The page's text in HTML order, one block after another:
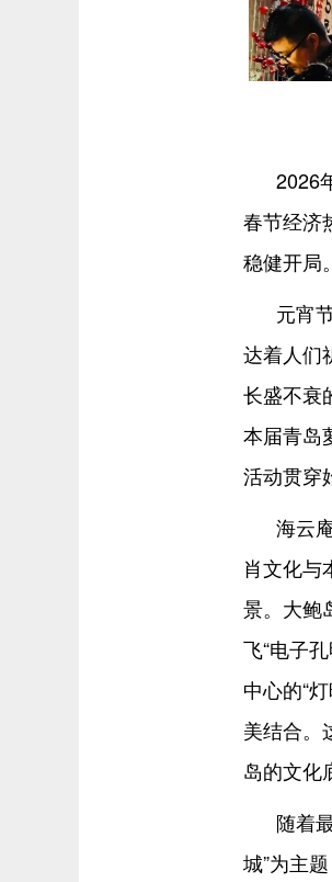
2026
春节经济
稳健开局。
元宵
达着人们
长盛不衰
本届青岛
活动贯穿
海云
肖文化与
景。大鲍
飞“电子
中心的“
美结合。
岛的文化
随着
城”为主